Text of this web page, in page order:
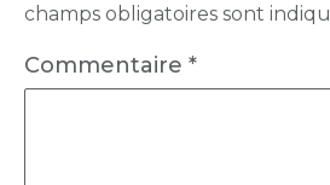
champs obligatoires sont
Commentaire *